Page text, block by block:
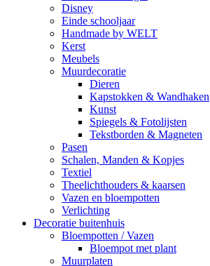
Disney
Einde schooljaar
Handmade by WELT
Kerst
Meubels
Muurdecoratie
Dieren
Kapstokken & Wandhaken
Kunst
Spiegels & Fotolijsten
Tekstborden & Magneten
Pasen
Schalen, Manden & Kopjes
Textiel
Theelichthouders & kaarsen
Vazen en bloempotten
Verlichting
Decoratie buitenhuis
Bloempotten / Vazen
Bloempot met plant
Muurplaten